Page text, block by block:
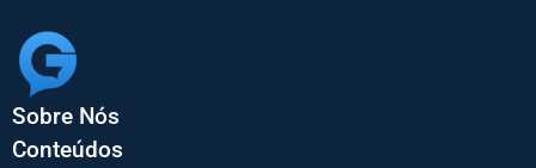
Sobre Nós
Conteúdos